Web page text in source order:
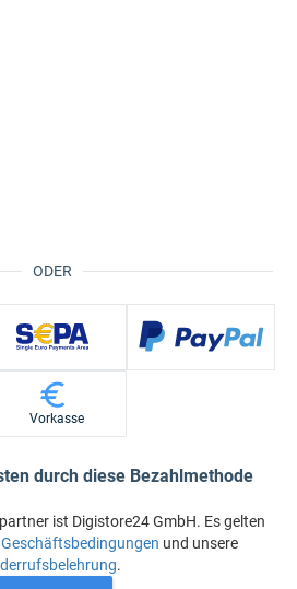
ODER
Vorkasse
durch diese Bezahlmethode
ist Digistore24 GmbH. Es gelten
und unsere
.